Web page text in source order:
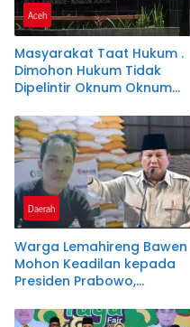
Aceh
Masyarakat Taat Hukum .
Dimohon Hukum Tidak
Dipelintir Oknum Oknum
UU1945 Pasal 27
Daerah
Warga Lemahireng Bawen
Mohon Keadilan kepada
Presiden Prabowo,
Penerima Bantuan Pangan